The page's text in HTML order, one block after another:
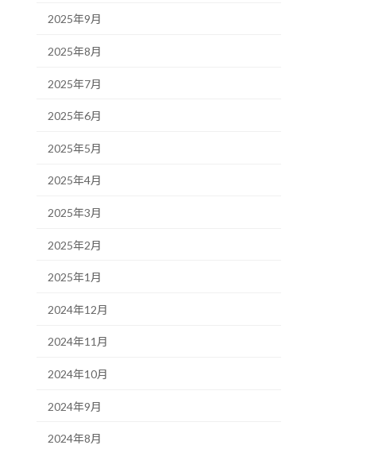
2025年9月
2025年8月
2025年7月
2025年6月
2025年5月
2025年4月
2025年3月
2025年2月
2025年1月
2024年12月
2024年11月
2024年10月
2024年9月
2024年8月